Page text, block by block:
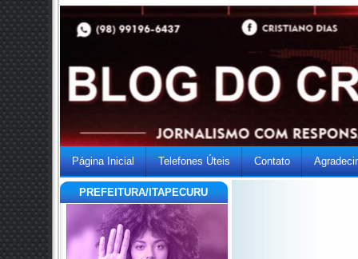
Página Inicial Telefones Úteis Contato
PREFEITURA/ITAPECURU